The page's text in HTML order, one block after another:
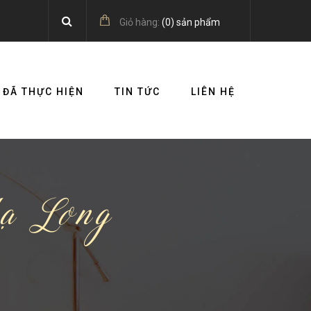
Giỏ hàng: (0) sản phẩm
THỰC HIỆN TIN TỨC LIÊN HỆ
Long